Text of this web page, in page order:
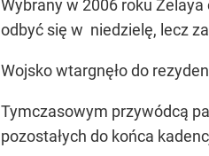
Wybrany w 2006 roku
odbyć się w niedzielę, lecz
Wojsko wtargnęło do
Tymczasowym przywódcą
pozostałych do końca